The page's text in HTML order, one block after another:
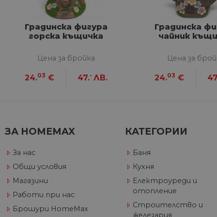
Градинска фигура
горска къщичка
Цена за бройка
24.03 € 47.- ЛВ.
Градинска
чайник
Цена за
24.03 €
ЗА HOMEMAX
За нас
Общи условия
Магазини
Работи при нас
Брошури HomeMax
КАТЕГОРИИ
Баня
Кухня
Електроуреди и
отопление
Строителство и
железария
CookieScriptConsent
__utmb
_ga_32J9YV418P
__utmc
YSC
IDE
GeneralAppGenSession
Google Privacy Policy